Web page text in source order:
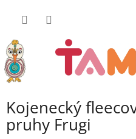
Kojenecký
pruhy Frugi